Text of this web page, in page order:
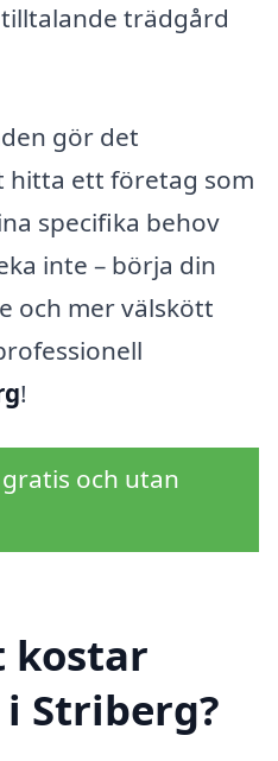
trädgård
gör det
hitta ett företag som
specifika behov
inte – börja din
och mer välskött
!
och utan
kostar
Striberg?